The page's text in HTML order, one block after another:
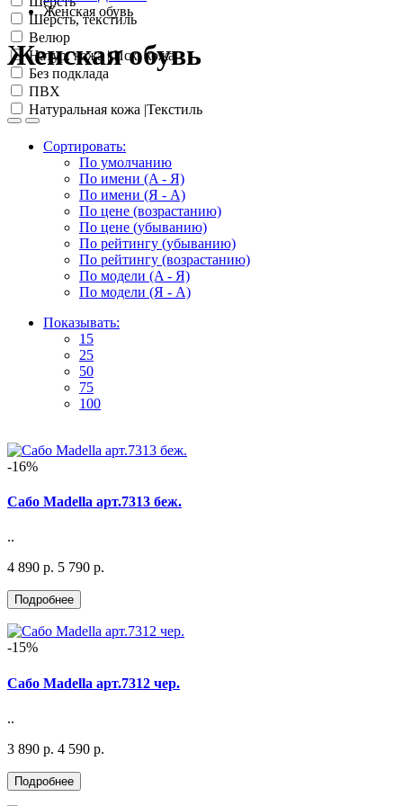
Шерсть, текстиль
Велюр
Натур. кожа | Иск. кожа
Без подклада
ПВХ
Натуральная кожа |Текстиль
Женская обувь
Женская обувь
Сортировать:
По умолчанию
По имени (A - Я)
По имени (Я - A)
По цене (возрастанию)
По цене (убыванию)
По рейтингу (убыванию)
По рейтингу (возрастанию)
По модели (A - Я)
По модели (Я - A)
Показывать:
15
25
50
75
100
-16%
Сабо Madella арт.7313 беж.
..
4 890 р. 5 790 р.
-15%
Сабо Madella арт.7312 чер.
..
3 890 р. 4 590 р.